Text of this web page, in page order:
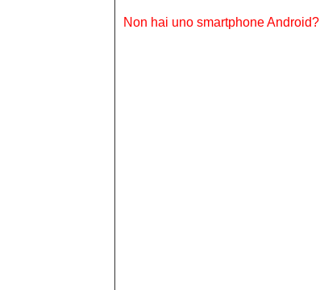
Non hai uno smartphone Android?